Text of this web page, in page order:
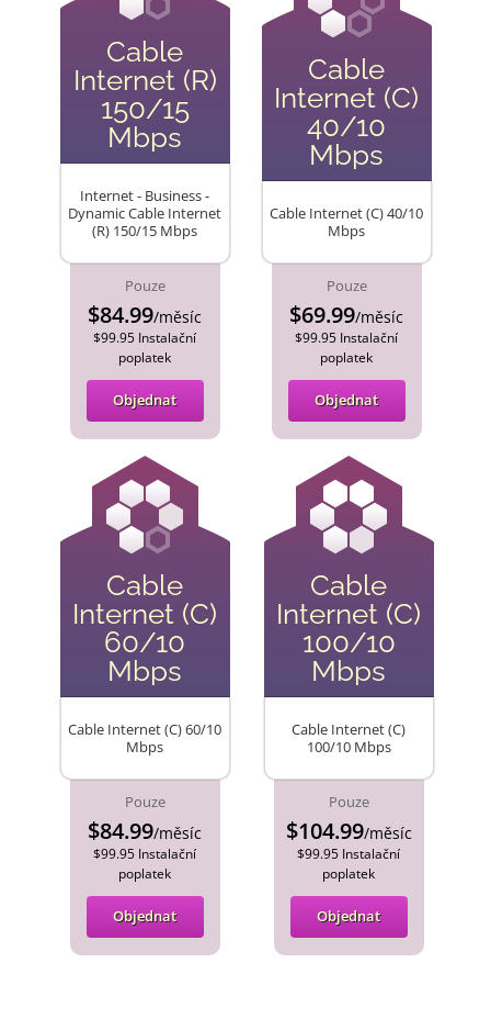
Cable
Internet (R)
150/15
Mbps
Internet - Business -
Dynamic Cable Internet
(R) 150/15 Mbps
Pouze
$84.99/měsíc
$99.95 Instalační
poplatek
Objednat
Cable
Internet (C)
40/10
Mbps
Cable Internet (C) 40/10
Mbps
Pouze
$69.99/měsíc
$99.95 Instalační
poplatek
Objednat
Cable
Internet (C)
60/10
Mbps
Cable Internet (C) 60/10
Mbps
Pouze
$84.99/měsíc
$99.95 Instalační
poplatek
Objednat
Cable
Internet (C)
100/10
Mbps
Cable Internet (C)
100/10 Mbps
Pouze
$104.99/měsíc
$99.95 Instalační
poplatek
Objednat